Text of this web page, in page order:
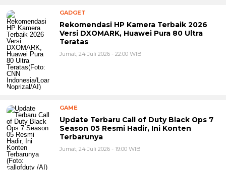
GADGET
Rekomendasi HP Kamera Terbaik 2026
Versi DXOMARK, Huawei Pura 80 Ultra
Teratas
Jumat, 24 Juli 2026 - 22:00 WIB
GAME
Update Terbaru Call of Duty Black Ops 7
Season 05 Resmi Hadir, Ini Konten
Terbarunya
Jumat, 24 Juli 2026 - 19:00 WIB